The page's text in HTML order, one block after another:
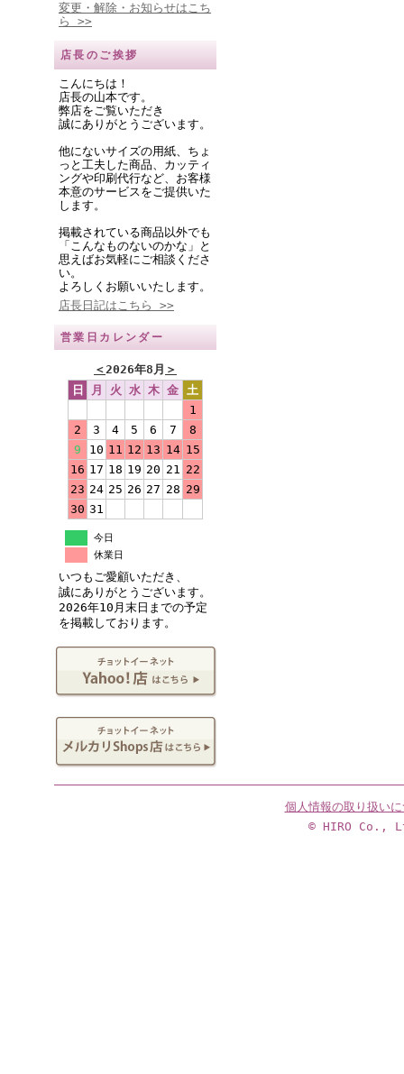
変更・解除・お知らせはこち
ら >>
店長のご挨拶
こんにちは！
店長の山本です。
弊店をご覧いただき
誠にありがとうございます。
他にないサイズの用紙、ちょ
っと工夫した商品、カッティ
ングや印刷代行など、お客様
本意のサービスをご提供いた
します。
掲載されている商品以外でも
「こんなものないのかな」と
思えばお気軽にご相談くださ
い。
よろしくお願いいたします。
店長日記はこちら >>
営業日カレンダー
＜2026年8月 ＞
日
月 火 水 木 金 土
1
2
3 4 5 6 7
8
9
10 11 12 13 14 15
16 17 18 19 20 21 22
23 24 25 26 27 28 29
30 31
今日
休業日
いつもご愛顧いただき、
誠にありがとうございます。
2026年10月末日までの予定
を掲載しております。
個人情報の取り扱い
© HIRO Co.,